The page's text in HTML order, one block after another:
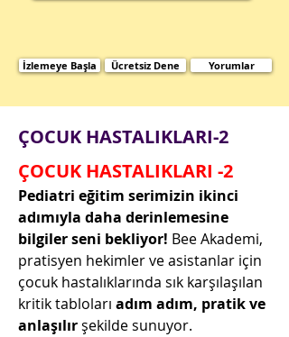
İzlemeye Başla Ücretsiz Dene Yorumlar
ÇOCUK HASTALIKLARI-2
ÇOCUK HASTALIKLARI -2
Pediatri eğitim serimizin ikinci
adımıyla daha derinlemesine
bilgiler seni bekliyor! Bee Akademi,
pratisyen hekimler ve asistanlar için
çocuk hastalıklarında sık karşılaşılan
kritik tabloları adım adım, pratik ve
anlaşılır şekilde sunuyor.